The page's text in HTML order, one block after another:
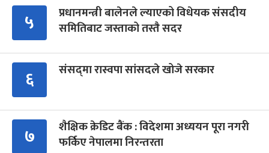
५
प्रधानमन्त्री बालेनले ल्याएको विधेयक संसदीय
समितिबाट जस्ताको तस्तै सदर
६ संसद्‍मा रास्वपा सांसदले खोजे सरकार
७
शैक्षिक क्रेडिट बैंक : विदेशमा अध्ययन पूरा नगरी
फर्किए नेपालमा निरन्तरता